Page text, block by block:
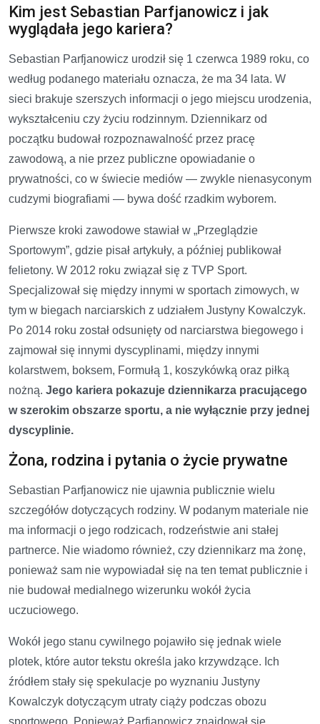
Kim jest Sebastian Parfjanowicz i jak
wyglądała jego kariera?
Sebastian Parfjanowicz urodził się 1 czerwca 1989 roku, co
według podanego materiału oznacza, że ma 34 lata. W
sieci brakuje szerszych informacji o jego miejscu urodzenia,
wykształceniu czy życiu rodzinnym. Dziennikarz od
początku budował rozpoznawalność przez pracę
zawodową, a nie przez publiczne opowiadanie o
prywatności, co w świecie mediów — zwykle nienasyconym
cudzymi biografiami — bywa dość rzadkim wyborem.
Pierwsze kroki zawodowe stawiał w „Przeglądzie
Sportowym”, gdzie pisał artykuły, a później publikował
felietony. W 2012 roku związał się z TVP Sport.
Specjalizował się między innymi w sportach zimowych, w
tym w biegach narciarskich z udziałem Justyny Kowalczyk.
Po 2014 roku został odsunięty od narciarstwa biegowego i
zajmował się innymi dyscyplinami, między innymi
kolarstwem, boksem, Formułą 1, koszykówką oraz piłką
nożną. Jego kariera pokazuje dziennikarza pracującego
w szerokim obszarze sportu, a nie wyłącznie przy jednej
dyscyplinie.
Żona, rodzina i pytania o życie prywatne
Sebastian Parfjanowicz nie ujawnia publicznie wielu
szczegółów dotyczących rodziny. W podanym materiale nie
ma informacji o jego rodzicach, rodzeństwie ani stałej
partnerce. Nie wiadomo również, czy dziennikarz ma żonę,
ponieważ sam nie wypowiadał się na ten temat publicznie i
nie budował medialnego wizerunku wokół życia
uczuciowego.
Wokół jego stanu cywilnego pojawiło się jednak wiele
plotek, które autor tekstu określa jako krzywdzące. Ich
źródłem stały się spekulacje po wyznaniu Justyny
Kowalczyk dotyczącym utraty ciąży podczas obozu
sportowego. Ponieważ Parfjanowicz znajdował się